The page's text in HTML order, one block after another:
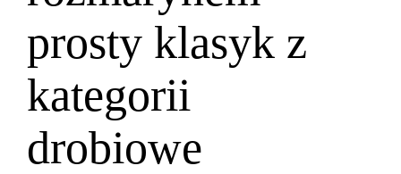
prosty klasyk z
kategorii
drobiowe